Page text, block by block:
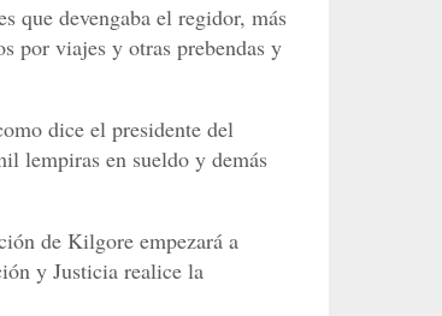
que devengaba el regidor, más
por viajes y otras prebendas y
dice el presidente del
lempiras en sueldo y demás
de Kilgore empezará a
y Justicia realice la